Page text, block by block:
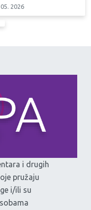
2026
i drugih
pružaju
i/ili su